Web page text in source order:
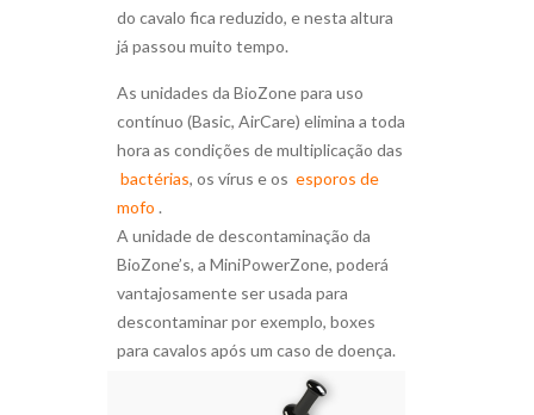
do cavalo fica reduzido, e nesta altura
já passou muito tempo.
As unidades da BioZone para uso
contínuo (Basic, AirCare) elimina a toda
hora as condições de multiplicação das
bactérias, os vírus e os esporos de
mofo .
A unidade de descontaminação da
BioZone’s, a MiniPowerZone, poderá
vantajosamente ser usada para
descontaminar por exemplo, boxes
para cavalos após um caso de doença.